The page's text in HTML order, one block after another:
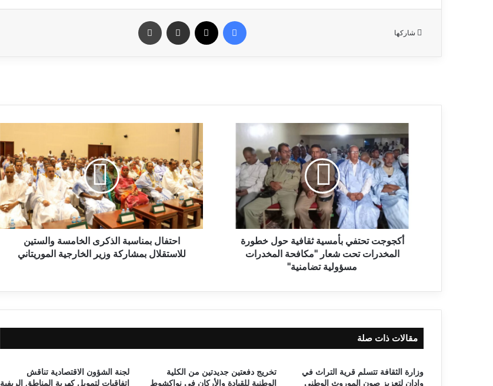
شاركها
فيسبوك مشاركة عبر البريد
أكجوجت تحتفي بأمسية ثقافية حول خطورة
المخدرات تحت شعار "مكافحة المخدرات
مسؤولية تضامنية"
احتفال بمناسبة الذكرى الخامسة والستين
للاستقلال بمشاركة وزير الخارجية الموريتاني
مقالات ذات صلة
وزارة الثقافة تتسلم قرية التراث في
وادان لتعزيز صون الموروث الوطني
تخريج دفعتين جديدتين من الكلية
الوطنية للقيادة والأركان في نواكشوط
لجنة الشؤون الاقتصادية تناقش
اتفاقيات لتمويل كهربة المناطق الريفية